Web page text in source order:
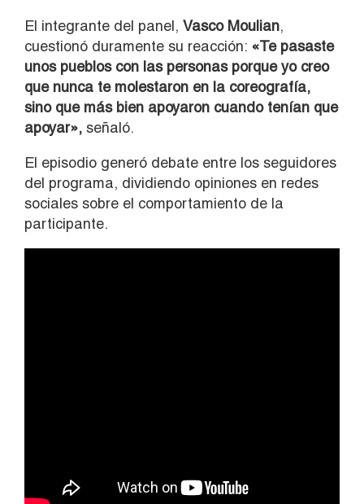
El integrante del panel, Vasco Moulian,
cuestionó duramente su reacción: «Te pasaste
unos pueblos con las personas porque yo creo
que nunca te molestaron en la coreografía,
sino que más bien apoyaron cuando tenían que
apoyar», señaló.
El episodio generó debate entre los seguidores
del programa, dividiendo opiniones en redes
sociales sobre el comportamiento de la
participante.